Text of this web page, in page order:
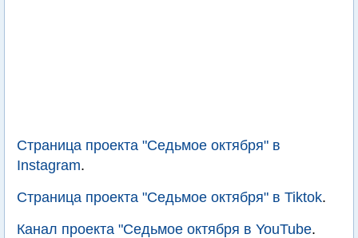
Страница проекта "Седьмое октября" в
Instagram.
Страница проекта "Седьмое октября" в Tiktok.
Канал проекта "Седьмое октября в YouTube.